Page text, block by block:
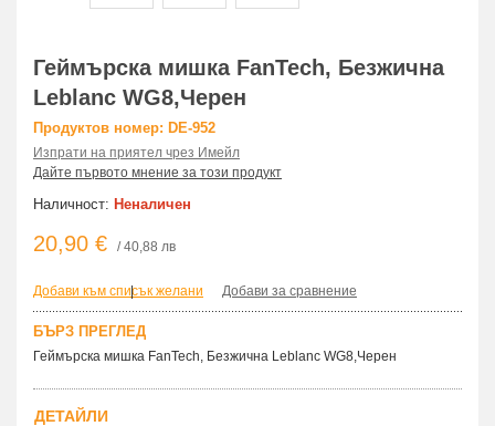
Геймърска мишка FanTech, Безжична
Leblanc WG8,Черен
Продуктов номер: DE-952
Изпрати на приятел чрез Имейл
Дайте първото мнение за този продукт
Наличност: Неналичен
20,90 € / 40,88 лв
Добави към списък желани
| Добави за сравнение
БЪРЗ ПРЕГЛЕД
Геймърска мишка FanTech, Безжична Leblanc WG8,Черен
ДЕТАЙЛИ